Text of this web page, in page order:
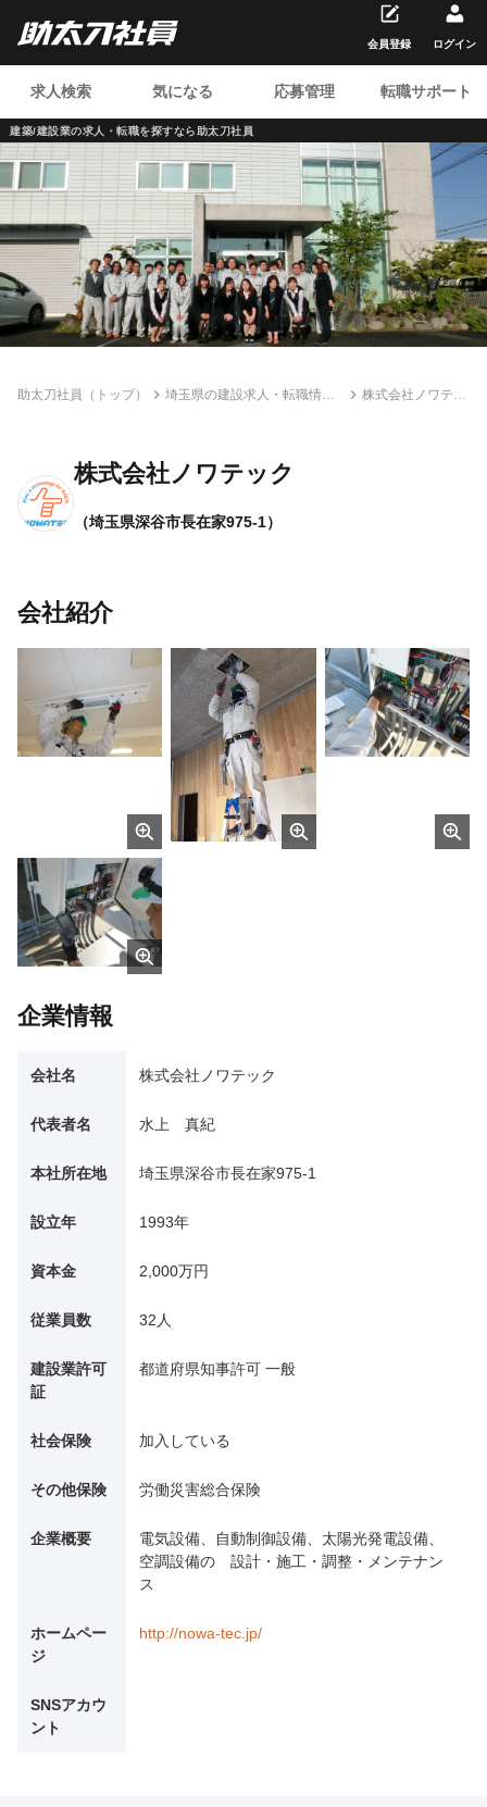
建築/建設業の求人・転職を探すなら助太刀社員
求人検索 気になる 応募管理 転職サポート
会員登録 ログイン
助太刀社員（トップ）
埼玉県の建設求人・転職情報
株式会社ノワテッ
株式会社ノワテック
（埼玉県深谷市長在家975-1）
会社紹介
企業情報
会社名 株式会社ノワテック
代表者名 水上 真紀
本社所在地 埼玉県深谷市長在家975-1
設立年 1993年
資本金 2,000万円
従業員数 32人
建設業許可
証
都道府県知事許可 一般
社会保険 加入している
その他保険 労働災害総合保険
企業概要
電気設備、自動制御設備、太陽光発電設備、
空調設備の 設計・施工・調整・メンテナン
ス
ホームペー
ジ
http://nowa-tec.jp/
SNSアカウ
ント